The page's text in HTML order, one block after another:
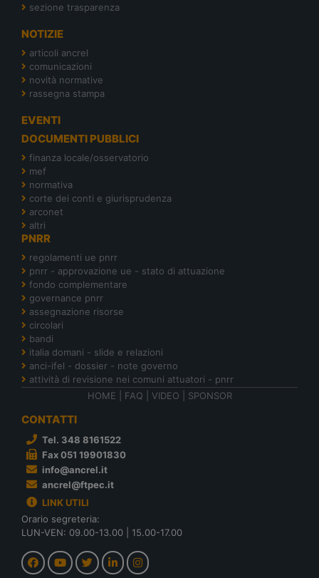
sezione trasparenza
NOTIZIE
articoli ancrel
comunicazioni
novità normative
rassegna stampa
EVENTI
DOCUMENTI PUBBLICI
finanza locale/osservatorio
mef
normativa
corte dei conti e giurisprudenza
arconet
altri
PNRR
regolamenti ue pnrr
pnrr - approvazione ue - stato di attuazione
fondo complementare
governance pnrr
assegnazione risorse
circolari
bandi
italia domani - slide e relazioni
anci-ifel - dossier - note governo
attività di revisione nei comuni attuatori - pnrr
HOME
FAQ VIDEO SPONSOR
CONTATTI
Tel. 348 8161522
Fax 051 19901830
info@ancrel.it
ancrel@ftpec.it
LINK UTILI
Orario segreteria:
LUN-VEN: 09.00-13.00 | 15.00-17.00